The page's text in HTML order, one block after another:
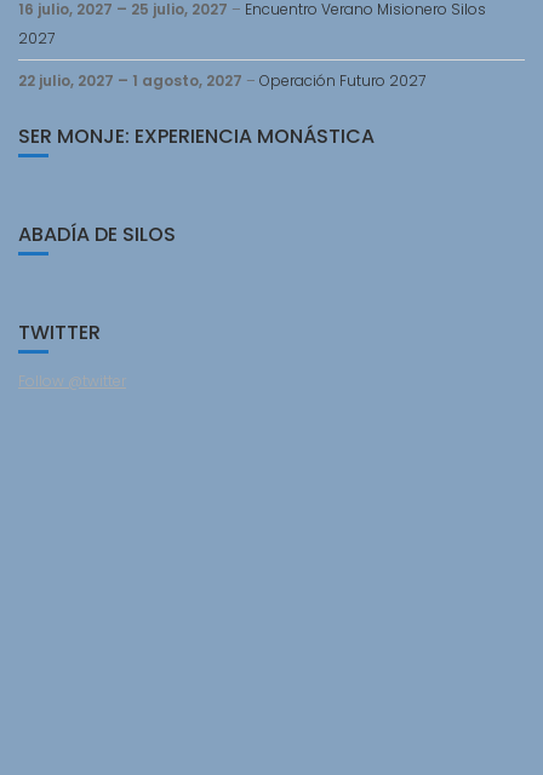
16 julio, 2027 – 25 julio, 2027 – Encuentro Verano Misionero Silos
2027
22 julio, 2027 – 1 agosto, 2027 – Operación Futuro 2027
SER MONJE: EXPERIENCIA MONÁSTICA
ABADÍA DE SILOS
TWITTER
Follow @twitter